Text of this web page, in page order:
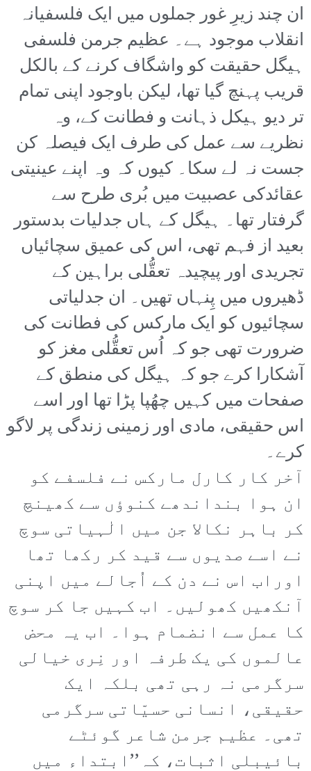
ان چند زیرِ غور جملوں میں ایک فلسفیانہ
انقلاب موجود ہے۔ عظیم جرمن فلسفی
ہیگل حقیقت کو واشگاف کرنے کے بالکل
قریب پہنچ گیا تھا، لیکن باوجود اپنی تمام
تر دیو ہیکل ذہانت و فطانت کے، وہ
نظریے سے عمل کی طرف ایک فیصلہ کن
جست نہ لے سکا۔ کیوں کہ وہ اپنے عینیتی
عقائدکی عصبیت میں بُری طرح سے
گرفتار تھا۔ ہیگل کے ہاں جدلیات بدستور
بعید از فہم تھی، اس کی عمیق سچائیاں
تجریدی اور پیچیدہ تعقُّلی براہین کے
ڈھیروں میں پِنہاں تھیں۔ ان جدلیاتی
سچائیوں کو ایک مارکس کی فطانت کی
ضرورت تھی جو کہ اُس تعقُّلی مغز کو
آشکارا کرے جو کہ ہیگل کی منطق کے
صفحات میں کہیں چھُپا پڑا تھا اور اسے
اس حقیقی، مادی اور زمینی زندگی پر لاگو
کرے۔
آخر کار کارل مارکس نے فلسفے کو
ان ہوا بنداندھے کنوؤں سے کھینچ
کر باہر نکالا جن میں الٰہیاتی سوچ
نے اسے صدیوں سے قید کر رکھا تھا
اوراب اس نے دن کے اُجالے میں اپنی
آنکھیں کھولیں۔ اب کہیں جا کر سوچ
کا عمل سے انضمام ہوا۔ اب یہ محض
عالموں کی یک طرفہ اور نِری خیالی
سرگرمی نہ رہی تھی بلکہ ایک
حقیقی، انسانی حسیّاتی سرگرمی
تھی۔ عظیم جرمن شاعر گوئٹے
بائیبلی اثبات، کہ’’ابتداء میں